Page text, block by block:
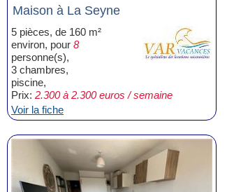
Maison à La Seyne
5 pièces, de 160 m²
environ, pour 8
personne(s),
3 chambres,
piscine,
Prix: 2.300 à 2.300 euros / semaine
Voir la fiche